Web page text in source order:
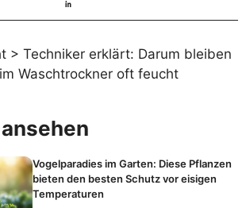
> Techniker erklärt: Darum bleiben
Waschtrockner oft feucht
Vogelparadies im Garten: Diese Pflanzen
bieten den besten Schutz vor eisigen
Temperaturen